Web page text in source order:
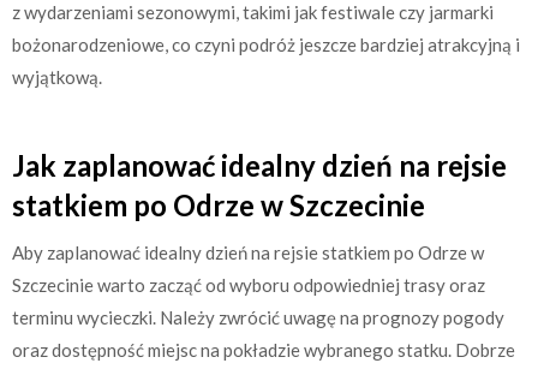
z wydarzeniami sezonowymi, takimi jak festiwale czy jarmarki
bożonarodzeniowe, co czyni podróż jeszcze bardziej atrakcyjną i
wyjątkową.
Jak zaplanować idealny dzień na rejsie
statkiem po Odrze w Szczecinie
Aby zaplanować idealny dzień na rejsie statkiem po Odrze w
Szczecinie warto zacząć od wyboru odpowiedniej trasy oraz
terminu wycieczki. Należy zwrócić uwagę na prognozy pogody
oraz dostępność miejsc na pokładzie wybranego statku. Dobrze